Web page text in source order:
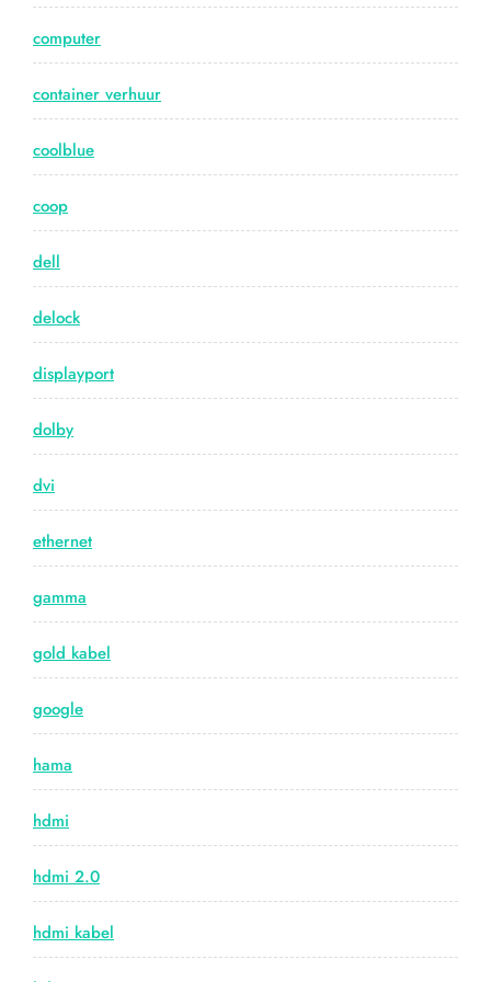
computer
container verhuur
coolblue
coop
dell
delock
displayport
dolby
dvi
ethernet
gamma
gold kabel
google
hama
hdmi
hdmi 2.0
hdmi kabel